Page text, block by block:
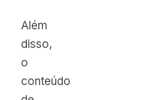
Além
disso,
o
conteúdo